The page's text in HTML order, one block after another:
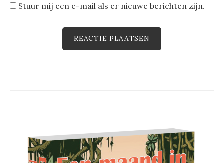
Stuur mij een e-mail als er nieuwe berichten zijn.